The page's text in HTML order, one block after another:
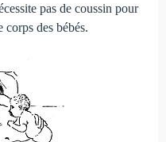
pas de coussin pour
corps des bébés.